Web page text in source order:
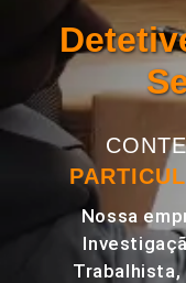
Nossa
Trabalhista,